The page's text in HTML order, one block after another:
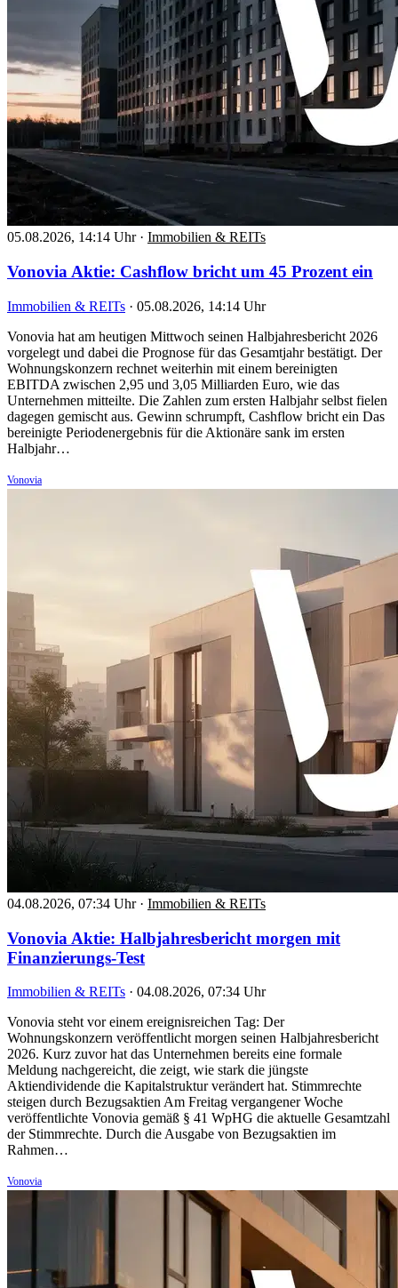
05.08.2026, 14:14 Uhr · Immobilien & REITs
Vonovia Aktie: Cashflow bricht um 45 Prozent ein
Immobilien & REITs · 05.08.2026, 14:14 Uhr
Vonovia hat am heutigen Mittwoch seinen Halbjahresbericht 2026
vorgelegt und dabei die Prognose für das Gesamtjahr bestätigt. Der
Wohnungskonzern rechnet weiterhin mit einem bereinigten
EBITDA zwischen 2,95 und 3,05 Milliarden Euro, wie das
Unternehmen mitteilte. Die Zahlen zum ersten Halbjahr selbst fielen
dagegen gemischt aus. Gewinn schrumpft, Cashflow bricht ein Das
bereinigte Periodenergebnis für die Aktionäre sank im ersten
Halbjahr…
Vonovia
04.08.2026, 07:34 Uhr · Immobilien & REITs
Vonovia Aktie: Halbjahresbericht morgen mit
Finanzierungs-Test
Immobilien & REITs · 04.08.2026, 07:34 Uhr
Vonovia steht vor einem ereignisreichen Tag: Der
Wohnungskonzern veröffentlicht morgen seinen Halbjahresbericht
2026. Kurz zuvor hat das Unternehmen bereits eine formale
Meldung nachgereicht, die zeigt, wie stark die jüngste
Aktiendividende die Kapitalstruktur verändert hat. Stimmrechte
steigen durch Bezugsaktien Am Freitag vergangener Woche
veröffentlichte Vonovia gemäß § 41 WpHG die aktuelle Gesamtzahl
der Stimmrechte. Durch die Ausgabe von Bezugsaktien im
Rahmen…
Vonovia